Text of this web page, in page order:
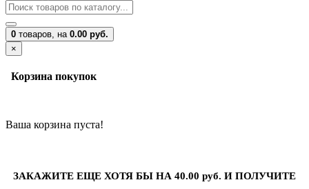
0 товаров, на 0.00 руб.
×
Корзина покупок
Ваша корзина пуста!
ЗАКАЖИТЕ ЕЩЕ ХОТЯ БЫ НА 40.00 руб. И ПОЛУЧИТЕ